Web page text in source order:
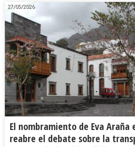
27/05/2026
El nombramiento de Eva Araña
reabre el debate sobre la